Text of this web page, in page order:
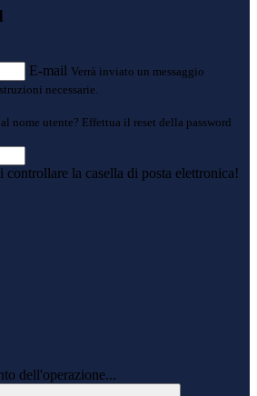
E-mail Verrà inviato un messaggio
necessarie.
nome utente? Effettua il reset della password
la casella di posta elettronica!
dell'operazione...